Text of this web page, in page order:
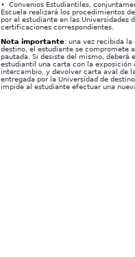
• Convenios Estudiantiles,
Escuela realizará los procedimientos
por el estudiante en las Universidades
certificaciones correspondientes.
Nota importante: una vez recibida
destino, el estudiante se compromete
pautada. Si desiste del mismo,
estudiantil una carta con la exposición
intercambio, y devolver carta aval de
entregada por la Universidad de
impide al estudiante efectuar una